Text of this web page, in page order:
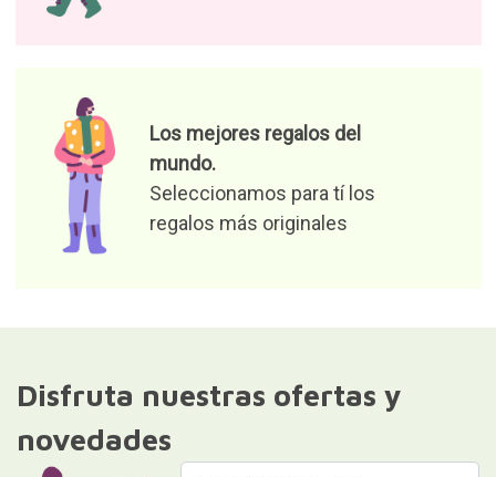
Los mejores regalos del
mundo.
Seleccionamos para tí los
regalos más originales
Disfruta nuestras ofertas y
novedades